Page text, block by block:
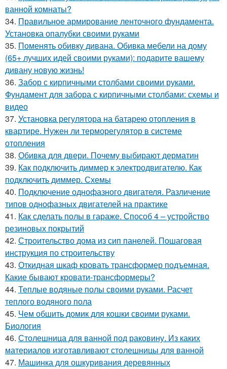
ванной комнаты?
34. Правильное армирование ленточного фундамента.
Установка опалубки своими руками
35. Поменять обивку дивана. Обивка мебели на дому
(65+ лучших идей своими руками): подарите вашему
дивану новую жизнь!
36. Забор с кирпичными столбами своими руками.
Фундамент для забора с кирпичными столбами: схемы и
видео
37. Установка регулятора на батарею отопления в
квартире. Нужен ли терморегулятор в системе
отопления
38. Обивка для двери. Почему выбирают дерматин
39. Как подключить диммер к электродвигателю. Как
подключить диммер. Схемы
40. Подключение однофазного двигателя. Различение
типов однофазных двигателей на практике
41. Как сделать полы в гараже. Способ 4 – устройство
резиновых покрытий
42. Строительство дома из сип панелей. Пошаговая
инструкция по строительству
43. Откидная шкаф кровать трансформер подъемная.
Какие бывают кровати-трансформеры?
44. Теплые водяные полы своими руками. Расчет
теплого водяного пола
45. Чем обшить домик для кошки своими руками.
Биология
46. Столешница для ванной под раковину. Из каких
материалов изготавливают столешницы для ванной
47. Машинка для ошкуривания деревянных